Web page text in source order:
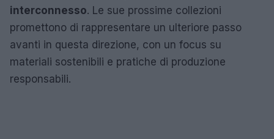
interconnesso. Le sue prossime collezioni
promettono di rappresentare un ulteriore passo
avanti in questa direzione, con un focus su
materiali sostenibili e pratiche di produzione
responsabili.